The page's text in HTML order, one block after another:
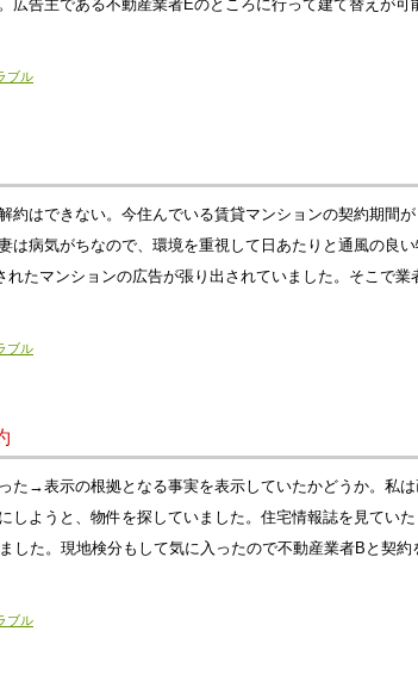
告主である不動産業者Eのところに行って建て替えが可
ブル
約はできない。今住んでいる賃貸マンションの契約期間
病気がちなので、環境を重視して日あたりと通風の良
たマンションの広告が張り出されていました。そこで業
ブル
た→表示の根拠となる事実を表示していたかどうか。私は
しようと、物件を探していました。住宅情報誌を見てい
した。現地検分もして気に入ったので不動産業者Bと契約
ブル